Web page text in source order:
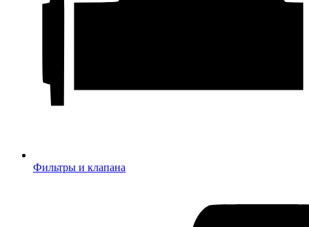
Фильтры и клапана